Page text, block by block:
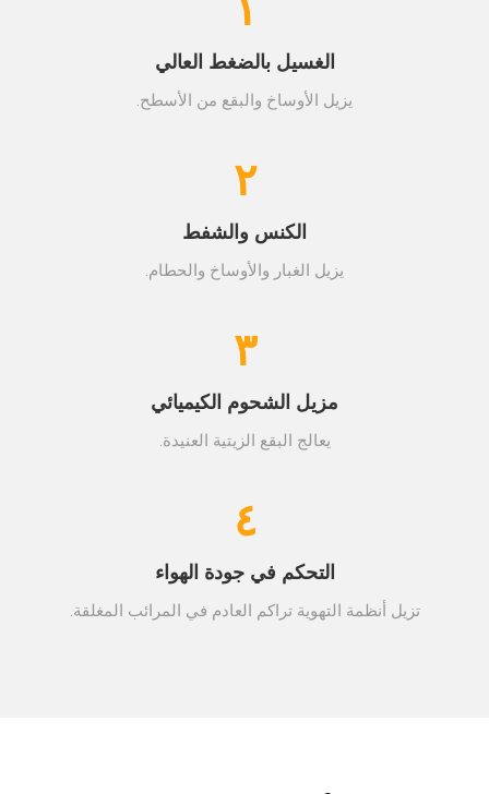
١
الغسيل بالضغط العالي
يزيل الأوساخ والبقع من الأسطح.
٢
الكنس والشفط
يزيل الغبار والأوساخ والحطام.
٣
مزيل الشحوم الكيميائي
يعالج البقع الزيتية العنيدة.
٤
التحكم في جودة الهواء
تزيل أنظمة التهوية تراكم العادم في المرائب المغلقة.